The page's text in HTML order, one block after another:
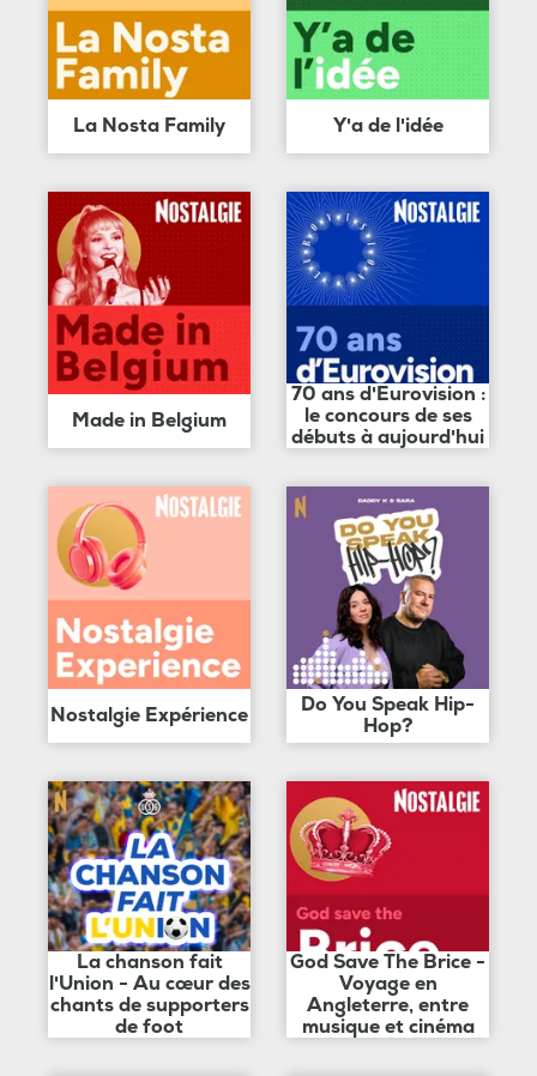
La Nosta Family Y'a de l'idée
Made in Belgium
70 ans d'Eurovision :
le concours de ses
débuts à aujourd'hui
Nostalgie Expérience
Do You Speak Hip-
Hop?
La chanson fait
l'Union - Au cœur des
chants de supporters
de foot
God Save The Brice -
Voyage en
Angleterre, entre
musique et cinéma